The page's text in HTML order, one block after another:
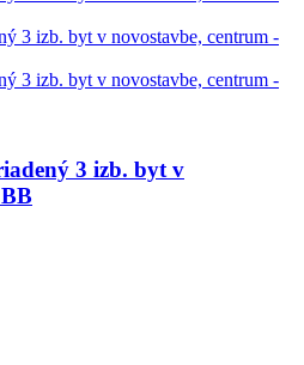
3 izb. byt v